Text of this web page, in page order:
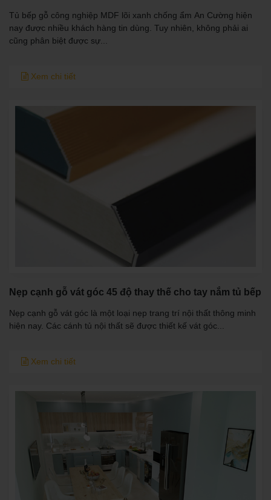
Tủ bếp gỗ công nghiệp MDF lõi xanh chống ẩm An Cường hiện
nay được nhiều khách hàng tin dùng. Tuy nhiên, không phải ai
cũng phân biệt được sự...
Xem chi tiết
Nẹp cạnh gỗ vát góc 45 độ thay thế cho tay nắm tủ bếp
Nẹp cạnh gỗ vát góc là một loại nẹp trang trí nội thất thông minh
hiện nay. Các cánh tủ nội thất sẽ được thiết kế vát góc...
Xem chi tiết